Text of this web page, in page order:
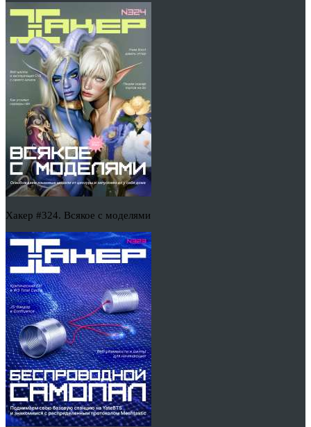
Хакер #324. Всякое с моделями